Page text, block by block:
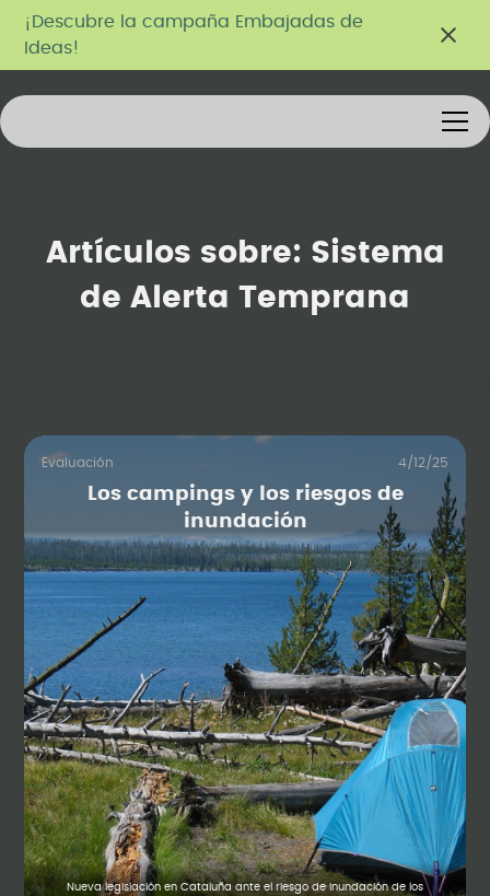
¡Descubre la campaña Embajadas de
Ideas!
Artículos sobre: Sistema
de Alerta Temprana
Evaluación 4/12/25
Los campings y los riesgos de
inundación
Nueva legislación en Cataluña ante el riesgo de inundación de los